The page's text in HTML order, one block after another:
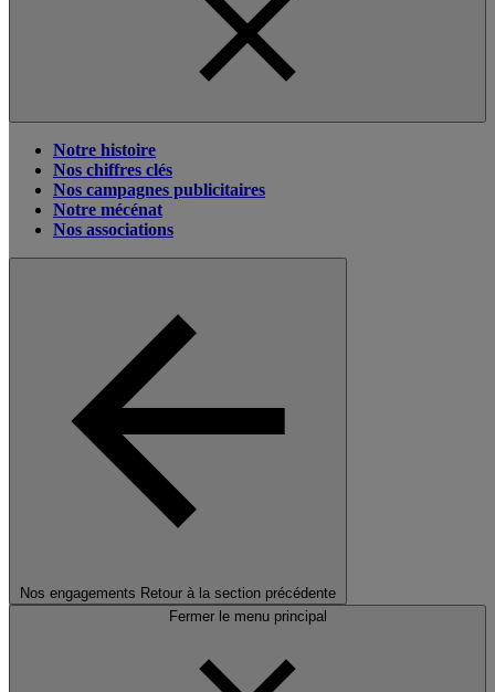
Notre histoire
Nos chiffres clés
Nos campagnes publicitaires
Notre mécénat
Nos associations
Nos engagements Retour à la section précédente
Fermer le menu principal